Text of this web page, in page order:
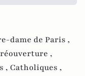
dame de Paris ,
réouverture ,
, Catholiques ,